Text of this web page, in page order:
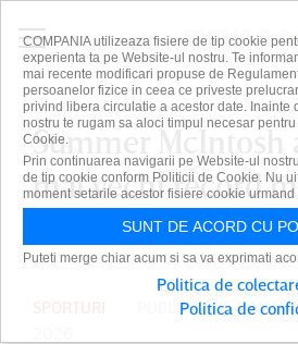
Summer McIntosh
mai vechi record
PUBLICAT DE DAIAN
COMPANIA utilizeaza fisiere de tip cookie
experienta ta pe Website-ul nostru. Te
mai recente modificari propuse de
persoanelor fizice in ceea ce priveste
privind libera circulatie a acestor date.
nostru te rugam sa aloci timpul necesar
Cookie.
Prin continuarea navigarii pe Website-ul
de tip cookie conform Politicii de Cookie. Nu
moment setarile acestor fisiere cookie
SUNT DE ACORD CU
Puteti merge chiar acum si sa va exprimati
Politica de
Politica de